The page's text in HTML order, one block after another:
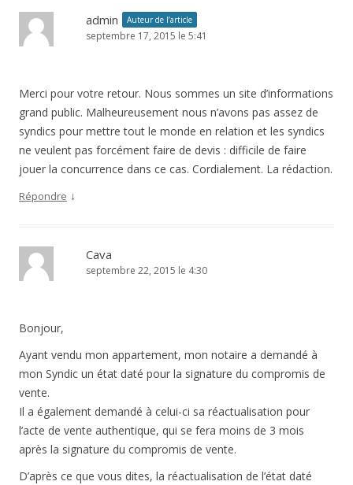
admin Auteur de l’article
septembre 17, 2015 le 5:41
Merci pour votre retour. Nous sommes un site d’informations
grand public. Malheureusement nous n’avons pas assez de
syndics pour mettre tout le monde en relation et les syndics
ne veulent pas forcément faire de devis : difficile de faire
jouer la concurrence dans ce cas. Cordialement. La rédaction.
Répondre ↓
Cava
septembre 22, 2015 le 4:30
Bonjour,
Ayant vendu mon appartement, mon notaire a demandé à
mon Syndic un état daté pour la signature du compromis de
vente.
Il a également demandé à celui-ci sa réactualisation pour
l’acte de vente authentique, qui se fera moins de 3 mois
après la signature du compromis de vente.
D’après ce que vous dites, la réactualisation de l’état daté